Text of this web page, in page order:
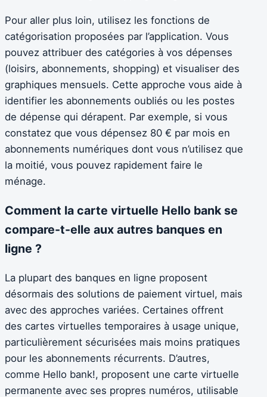
Pour aller plus loin, utilisez les fonctions de
catégorisation proposées par l’application. Vous
pouvez attribuer des catégories à vos dépenses
(loisirs, abonnements, shopping) et visualiser des
graphiques mensuels. Cette approche vous aide à
identifier les abonnements oubliés ou les postes
de dépense qui dérapent. Par exemple, si vous
constatez que vous dépensez 80 € par mois en
abonnements numériques dont vous n’utilisez que
la moitié, vous pouvez rapidement faire le
ménage.
Comment la carte virtuelle Hello bank se
compare-t-elle aux autres banques en
ligne ?
La plupart des banques en ligne proposent
désormais des solutions de paiement virtuel, mais
avec des approches variées. Certaines offrent
des cartes virtuelles temporaires à usage unique,
particulièrement sécurisées mais moins pratiques
pour les abonnements récurrents. D’autres,
comme Hello bank!, proposent une carte virtuelle
permanente avec ses propres numéros, utilisable